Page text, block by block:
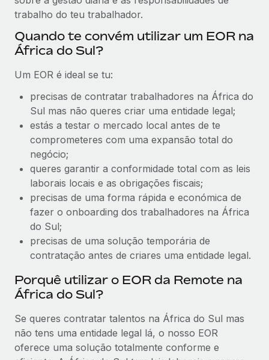
trabalho do teu trabalhador.
Quando te convém utilizar um EOR na
África do Sul?
Um EOR é ideal se tu:
precisas de contratar trabalhadores na África do
Sul mas não queres criar uma entidade legal;
estás a testar o mercado local antes de te
comprometeres com uma expansão total do
negócio;
queres garantir a conformidade total com as leis
laborais locais e as obrigações fiscais;
precisas de uma forma rápida e económica de
fazer o onboarding dos trabalhadores na África
do Sul;
precisas de uma solução temporária de
contratação antes de criares uma entidade legal.
Porquê utilizar o EOR da Remote na
África do Sul?
Se queres contratar talentos na África do Sul mas
não tens uma entidade legal lá, o nosso EOR
oferece uma solução totalmente conforme e